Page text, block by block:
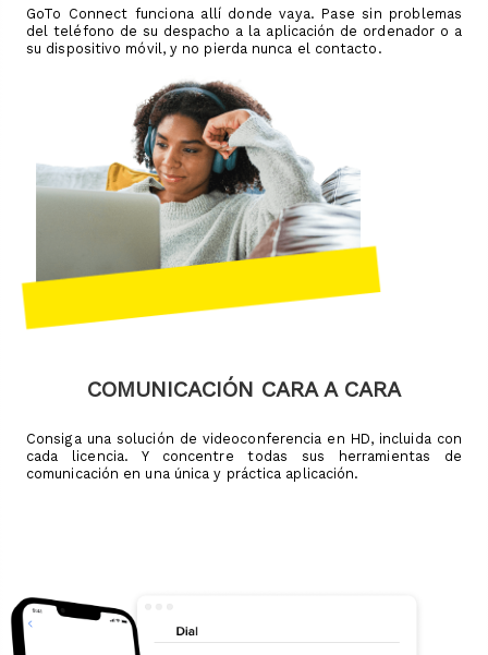
GoTo Connect funciona allí donde vaya. Pase sin problemas
del teléfono de su despacho a la aplicación de ordenador o a
su dispositivo móvil, y no pierda nunca el contacto.
COMUNICACIÓN CARA A CARA
Consiga una solución de videoconferencia en HD, incluida con
cada licencia. Y concentre todas sus herramientas de
comunicación en una única y práctica aplicación.